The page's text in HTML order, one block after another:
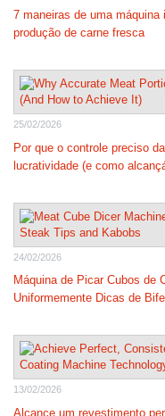
7 maneiras de uma
produção de carne fresca
25/02/2026
Por que o controle preciso
lucratividade (e como
24/02/2026
Máquina de Picar Cubos de
Uniformemente Dicas de
13/02/2026
Alcance um revestimento